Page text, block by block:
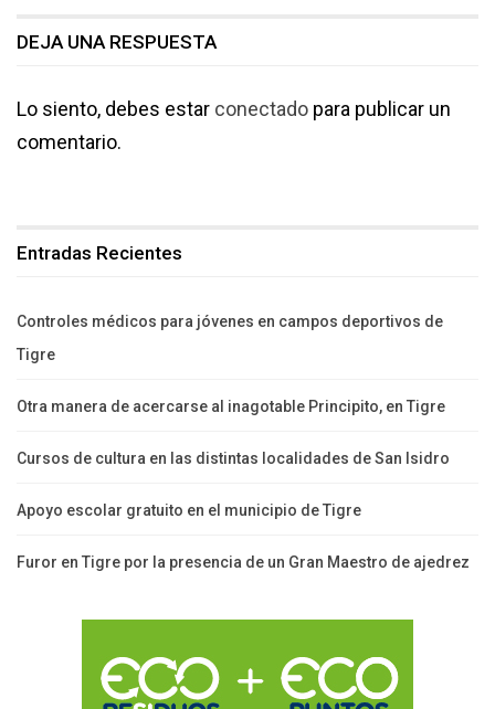
DEJA UNA RESPUESTA
Lo siento, debes estar conectado para publicar un
comentario.
Entradas Recientes
Controles médicos para jóvenes en campos deportivos de
Tigre
Otra manera de acercarse al inagotable Principito, en Tigre
Cursos de cultura en las distintas localidades de San Isidro
Apoyo escolar gratuito en el municipio de Tigre
Furor en Tigre por la presencia de un Gran Maestro de ajedrez